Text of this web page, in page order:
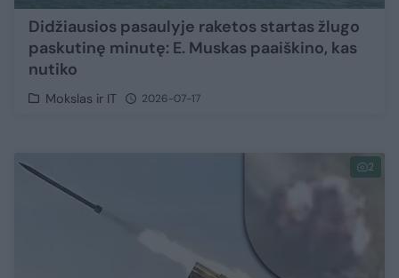
Didžiausios pasaulyje raketos startas žlugo
paskutinę minutę: E. Muskas paaiškino, kas
nutiko
Mokslas ir IT 2026-07-17
2